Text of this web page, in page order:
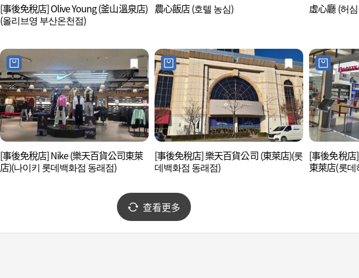
[事後免稅店] Olive Young (釜山溫泉店)
(올리브영 부산온천점)
農心飯店 (호텔 농심) 虛心廳 (허
[事後免稅店] Nike (樂天百貨公司東萊
店)(나이키 롯데백화점 동래점)
[事後免稅店] 樂天百貨公司 (東萊店)(롯
데백화점 동래점)
[事後免稅店
東萊店(롯
查看更多